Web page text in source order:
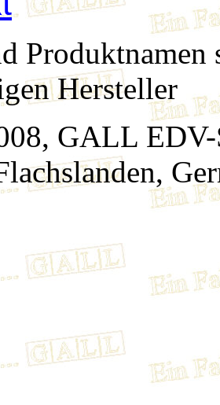
Produktnamen
Hersteller
GALL EDV-